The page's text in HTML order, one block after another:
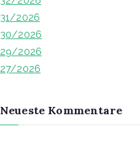
31/2026
30/2026
29/2026
27/2026
Neueste Kommentare